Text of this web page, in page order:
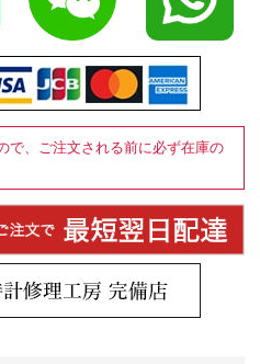
で、ご注文される前に必ず在庫の